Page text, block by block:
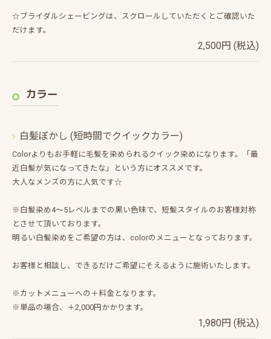
☆ブライダルシェービングは、スクロールしていただくとご確認いた
だけます。
2,500円 (税込)
カラー
白髪ぼかし (短時間でクイックカラー)
Colorよりもお手軽に毛髪を染められるクイック染めになります。「最
近白髪が気になってきたな」という方にオススメです。
大人なメンズの方に人気です☆
※白髪染め4～5レベルまでの黒い色味で、短髪スタイルのお客様対称
とさせて頂いております。
明るい白髪染めをご希望の方は、colorのメニューとなっております。
お客様と相談し、できるだけご希望にそえるように施術いたします。
※カットメニューへの＋料金となります。
※単品の場合、＋2,000円かかります。
1,980円 (税込)